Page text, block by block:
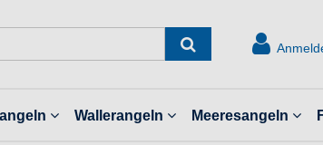
Wallerangeln Meeresangeln